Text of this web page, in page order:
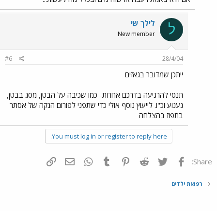
ל לילך שי
New member
28/4/04
#6
ייתכן שמדובר בגאזים
תנסי להרגיעה בדרכם אחרות- כמו שכיבה על הבטן, מסג בבטן,
נענוע וכ"ו. לייעוץ נוסף אולי כדי שתפני לפורום הנקה של אסתר
בתפוז בהצלחה
You must log in or register to reply here.
Share: פייסבוק Twitter
Reddit
Pinterest
Tumblr
WhatsAppדואר אלקטרוני
רפואת ילדים